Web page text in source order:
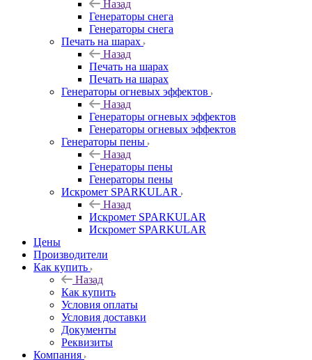
Назад
Генераторы снега
Генераторы снега
Печать на шарах
Назад
Печать на шарах
Печать на шарах
Генераторы огневых эффектов
Назад
Генераторы огневых эффектов
Генераторы огневых эффектов
Генераторы пены
Назад
Генераторы пены
Генераторы пены
Искромет SPARKULAR
Назад
Искромет SPARKULAR
Искромет SPARKULAR
Цены
Производители
Как купить
Назад
Как купить
Условия оплаты
Условия доставки
Документы
Реквизиты
Компания